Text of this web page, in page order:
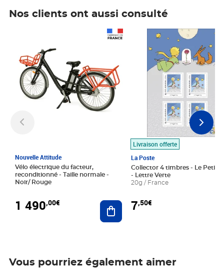
Nos clients ont aussi consulté
Nouvelle Attitude
Vélo électrique du facteur,
reconditionné - Taille normale -
Noir/ Rouge
1 490,00€ Ajouter au panier
Livraison offerte
La Poste
Collector 4 timbres - Le Petit
- Lettre Verte
20g / France
7,50€
Prix 7,50€
Vous pourriez également aimer